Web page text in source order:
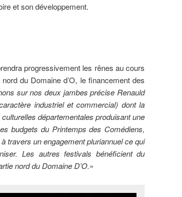
et son développement.
progressivement les rênes au cours
du Domaine d’O, le financement des
sur nos deux jambes précise Renauld
industriel et commercial) dont la
départementales produisant une
budgets du Printemps des Comédiens,
travers un engagement pluriannuel ce qui
Les autres festivals bénéficient du
nord du Domaine D’O.»